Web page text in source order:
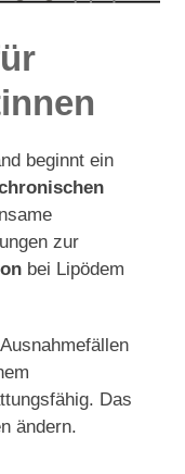
beginnt ein
zur
bei Lipödem
Das
ändern.